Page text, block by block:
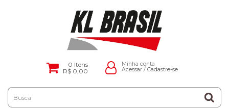
0 Itens
R$ 0,00
Minha conta
Acessar/ Cadastre-se